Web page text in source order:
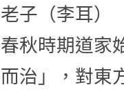
老子（李耳）
春秋時期道家
而治」，對東